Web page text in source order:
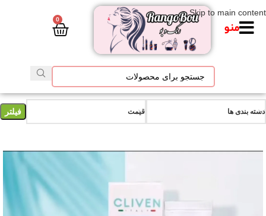
Skip to main content
منو
0
دسته بندی ها قیمت فیلتر